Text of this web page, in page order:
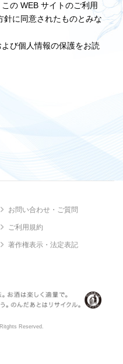
の WEB サイトのご利用
針に同意されたものとみな
び個人情報の保護をお読
お問い合わせ・ご質問
ご利用規約
著作権表示・法定表記
Reserved.